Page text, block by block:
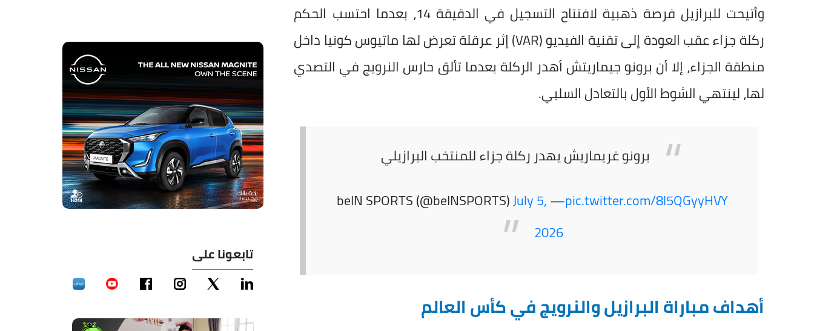
وأتيحت للبرازيل فرصة ذهبية لافتتاح التسجيل في الدقيقة 14، بعدما احتسب الحكم
ركلة جزاء عقب العودة إلى تقنية الفيديو (VAR) إثر عرقلة تعرض لها ماتيوس كونيا داخل
منطقة الجزاء، إلا أن برونو جيماريتش أهدر الركلة بعدما تألق حارس النرويج في التصدي
لها، لينتهي الشوط الأول بالتعادل السلبي.
برونو غريماريش يهدر ركلة جزاء للمنتخب البرازيلي
pic.twitter.com/8l5QGyyHVY
— beIN SPORTS (@beINSPORTS)
July 5,
2026
أهداف مباراة البرازيل والنرويج في كأس العالم
تابعونا على